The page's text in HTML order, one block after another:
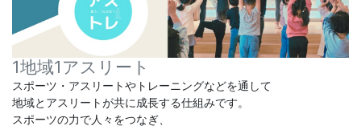
1地域1アスリート
スポーツ・アスリートやトレーニングなどを通して
地域とアスリートが共に成長する仕組みです。
スポーツの力で人々をつなぎ、